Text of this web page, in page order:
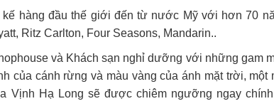
hàng đầu thế giới đến từ nước Mỹ với hơn 70
Ritz Carlton, Four Seasons, Mandarin..
và Khách sạn nghỉ dưỡng với những gam
của cánh rừng và màu vàng của ánh mặt trời, một
Vịnh Hạ Long sẽ được chiêm ngưỡng ngay